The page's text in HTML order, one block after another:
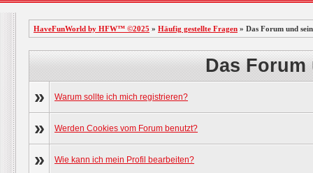
HaveFunWorld by HFW™ ©2025 » Häufig gestellte Fragen » Das Forum und
Das
»
Warum sollte ich mich registrieren?
» Werden Cookies vom Forum benutzt?
» Wie kann ich mein Profil bearbeiten?